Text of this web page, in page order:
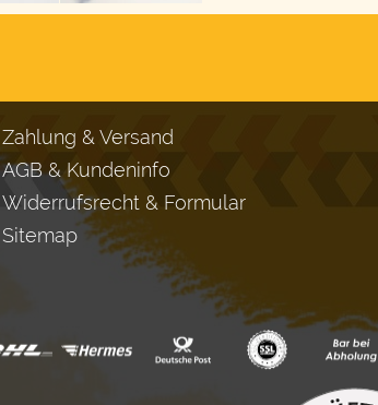
Zahlung & Versand
AGB & Kundeninfo
Widerrufsrecht & Formular
Sitemap